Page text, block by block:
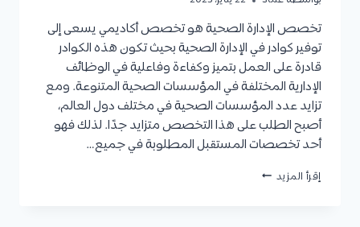
تخصص الإدارة الصحية هو تخصص أكاديمي يسعى إلى
توفير كوادر في الإدارة الصحية بحيث تكون هذه الكوادر
قادرة على العمل بتميز وكفاءة وفاعلية في الوظائف
الإدارية المختلفة في المؤسسات الصحية المتنوعة. ومع
تزايد عدد المؤسسات الصحية في مختلف دول العالم،
أصبح الطلب على هذا التخصص متزايد جدًا. لذلك فهو
أحد تخصصات المستقبل المطلوبة في جميع…
إقرأ المزيد تخصص